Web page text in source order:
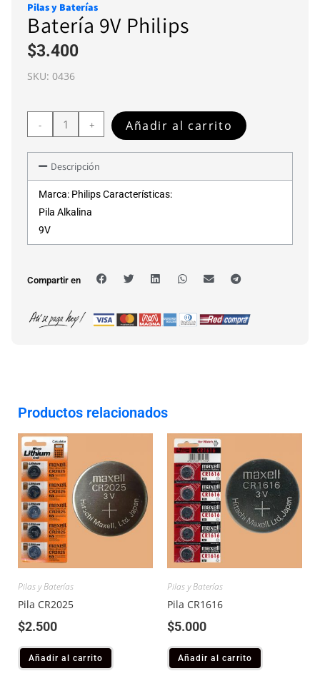
Pilas y Baterías
Batería 9V Philips
$3.400
SKU: 0436
- + Añadir al carrito
Descripción
Marca: Philips Características:
Pila Alkalina
9V
Compartir en
Productos relacionados
Pilas y Baterías
Pila CR2025
$2.500
Añadir al carrito
Pilas y Baterías
Pila CR1616
$5.000
Añadir al carrito